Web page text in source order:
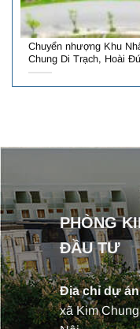
Chuyển nhượng Khu
Chung Di Trạch, Hoài
PHÒNG
ĐẦU TƯ
Địa chỉ dự
xã Kim